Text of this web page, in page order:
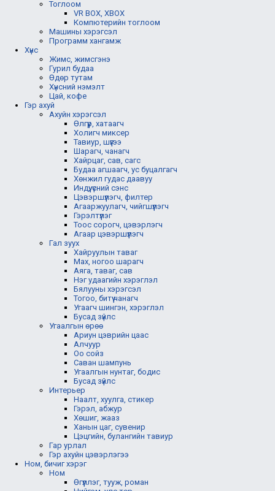
Тоглоом
VR BOX, XBOX
Компютерийн тоглоом
Машины хэрэгсэл
Программ хангамж
Хүнс
Жимс, жимсгэнэ
Гурил будаа
Өдөр тутам
Хүнсний нэмэлт
Цай, кофе
Гэр ахуй
Ахуйн хэрэгсэл
Өлгүүр, хатаагч
Холигч миксер
Тавиур, шүүгээ
Шарагч, чанагч
Хайрцаг, сав, сагс
Будаа агшаагч, ус буцалгагч
Хөнжил гудас даавуу
Индүү, үсний сэнс
Цэвэршүүлэгч, филтер
Агааржуулагч, чийгшүүлэгч
Гэрэлтүүлэг
Тоос сорогч, цэвэрлэгч
Агаар цэвэршүүлэгч
Гал зуух
Хайруулын таваг
Мах, ногоо шарагч
Аяга, таваг, сав
Нэг удаагийн хэрэглэл
Бялууны хэрэгсэл
Тогоо, битүү чанагч
Угаагч шингэн, хэрэглэл
Бусад зүйлс
Угаалгын өрөө
Ариун цэврийн цаас
Алчуур
Оо сойз
Саван шампунь
Угаалгын нунтаг, бодис
Бусад зүйлс
Интерьер
Наалт, хуулга, стикер
Гэрэл, абжур
Хөшиг, жааз
Ханын цаг, сувенир
Цэцгийн, булангийн тавиур
Гар урлал
Гэр ахуйн цэвэрлэгээ
Ном, бичиг хэрэг
Ном
Өгүүллэг, тууж, роман